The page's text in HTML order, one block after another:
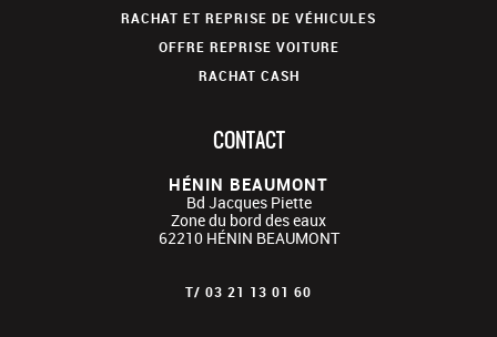
RACHAT ET REPRISE DE VÉHICULES
OFFRE REPRISE VOITURE
RACHAT CASH
CONTACT
HÉNIN BEAUMONT
Bd Jacques Piette
Zone du bord des eaux
62210 HÉNIN BEAUMONT
T/ 03 21 13 01 60